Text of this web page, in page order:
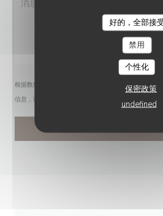
好的，全部接
禁用
个性化
保密政策
undefined
根据数据保护法规，您有权拒绝接收营销电话。如需
信息，请查看我们的